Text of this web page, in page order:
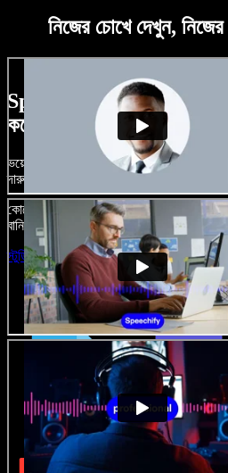
নিজের চোখে দেখুন,
Speechify Studio দিয়ে কী
কয়েকটা উদাহরণ দেখুন
ভয়েসওভার, রয়্যালটি-ফ্রি ছবি, অডিও, ভিডিও
দারুণ মনে রাখার মতো অডিও-ভিডিও প্রজেক্ট
কোনো শেখার ঝামেলা নেই, শুধু ব্রাউজারে
বানিয়ে ফেলুন।
স্টুডিও চালু করুন